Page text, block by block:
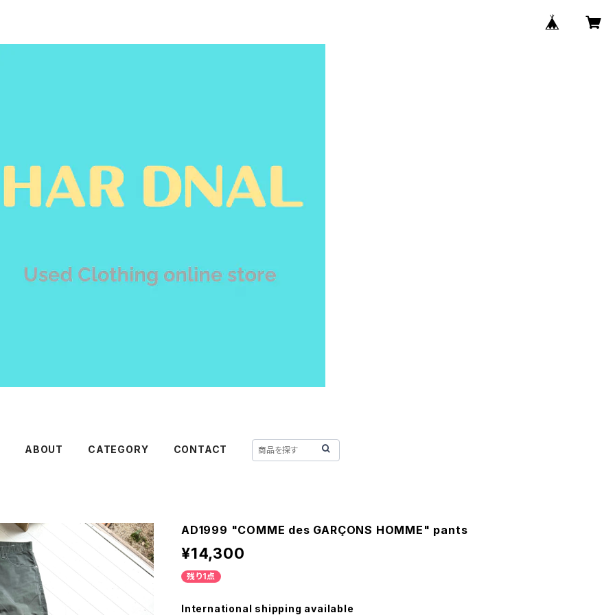
ABOUT CATEGORY CONTACT
AD1999 "COMME des GARÇONS HOMME" pants
¥14,300
残り1点
International shipping available